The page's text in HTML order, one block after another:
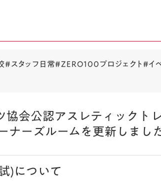
#スタッフ日常#ZERO100プロジェクト#イ
会公認アスレティックト
ーズルームを更新しまし
)について